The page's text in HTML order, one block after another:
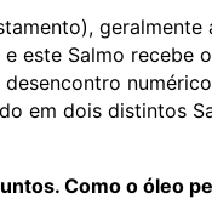
este Salmo recebe
em dois distintos
Como o óleo